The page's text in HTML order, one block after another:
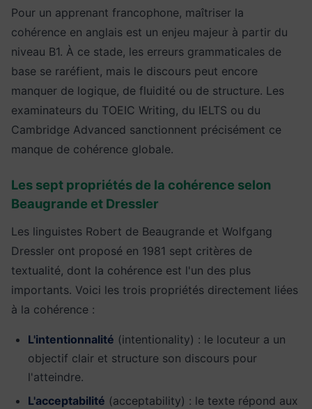
Pour un apprenant francophone, maîtriser la
cohérence en anglais est un enjeu majeur à partir du
niveau B1. À ce stade, les erreurs grammaticales de
base se raréfient, mais le discours peut encore
manquer de logique, de fluidité ou de structure. Les
examinateurs du TOEIC Writing, du IELTS ou du
Cambridge Advanced sanctionnent précisément ce
manque de cohérence globale.
Les sept propriétés de la cohérence selon
Beaugrande et Dressler
Les linguistes Robert de Beaugrande et Wolfgang
Dressler ont proposé en 1981 sept critères de
textualité, dont la cohérence est l'un des plus
importants. Voici les trois propriétés directement liées
à la cohérence :
L'intentionnalité (intentionality) : le locuteur a un
objectif clair et structure son discours pour
l'atteindre.
L'acceptabilité (acceptability) : le texte répond aux